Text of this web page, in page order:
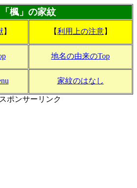
「楓」の家紋
】 【利用上の注意】
地名の由来のTop
家紋のはなし
スポンサーリンク